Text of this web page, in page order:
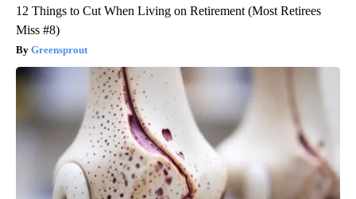
12 Things to Cut When Living on Retirement (Most Retirees
Miss #8)
Greensprout